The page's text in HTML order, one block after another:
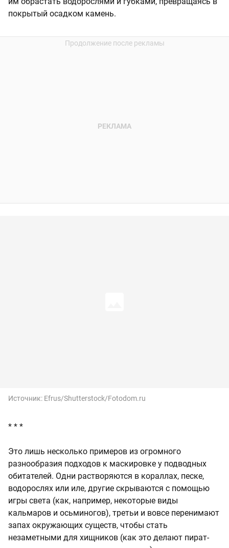
покрытый осадком камень.
Источник: Efrus/Shutterstock/Fotodom.ru
* * *
Это лишь несколько примеров из огромного
разнообразия подходов к маскировке у подводных
обитателей. Одни растворяются в кораллах, песке,
водорослях или иле, другие скрываются с помощью
игры света (как, например, некоторые виды
кальмаров и осьминогов), третьи и вовсе перенимают
запах окружающих существ, чтобы стать
незаметными для хищников (как это делают пират-